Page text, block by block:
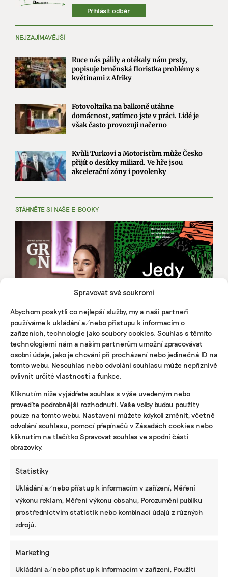
Spravovat své soukromí
Abychom poskytli co nejlepší služby, my a naši partneři
používáme k ukládání a/nebo přístupu k informacím o
zařízeních, technologie jako soubory cookies. Souhlas s těmito
technologiemi nám a našim partnerům umožní zpracovávat
osobní údaje, jako je chování při procházení nebo jedinečná ID na
tomto webu. Nesouhlas nebo odvolání souhlasu může nepříznivě
ovlivnit určité vlastnosti a funkce.
Kliknutím níže vyjádřete souhlas s výše uvedeným nebo
proveďte podrobnější rozhodnutí. Vaše volby budou použity
pouze na tomto webu. Nastavení můžete kdykoli změnit, včetně
odvolání souhlasu, pomocí přepínačů v Zásadách cookies nebo
kliknutím na tlačítko Spravovat souhlas ve spodní části
obrazovky.
Statistiky
Ukládání a/nebo přístup k informacím v zařízení, Měření
výkonu reklam, Měření výkonu obsahu, Porozumění publiku
prostřednictvím statistik nebo kombinací údajů z různých
zdrojů.
Marketing
Ukládání a/nebo přístup k informacím v zařízení, Použití
Přihlásit odběr
NEJZAJÍMAVĚJŠÍ
Ruce nás pálily a otékaly nám prsty,
popisuje brněnská floristka problémy s
květinami z Afriky
Fotovoltaika na balkoně utáhne
domácnost, zatímco jste v práci. Lidé je
však často provozují načerno
Kvůli Turkovi a Motoristům může Česko
přijít o desítky miliard. Ve hře jsou
akcelerační zóny i povolenky
STÁHNĚTE SI NAŠE E-BOOKY
KOMERČNÍ SDĚLENÍ
Udržitelnost, umění i komunitní sdílení.
Festival Týká se to také tebe v Uherském
Hradišti startuje tento týden
způsob, jak řídit firmu do budoucna a zvyšovat
její hodnotu, říká expertka